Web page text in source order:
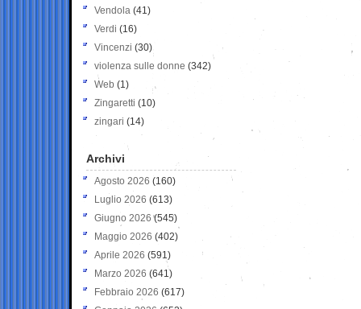
Vendola (41)
Verdi (16)
Vincenzi (30)
violenza sulle donne (342)
Web (1)
Zingaretti (10)
zingari (14)
Archivi
Agosto 2026 (160)
Luglio 2026 (613)
Giugno 2026 (545)
Maggio 2026 (402)
Aprile 2026 (591)
Marzo 2026 (641)
Febbraio 2026 (617)